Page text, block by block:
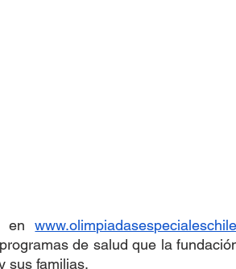
en
de salud que la
sus familias.